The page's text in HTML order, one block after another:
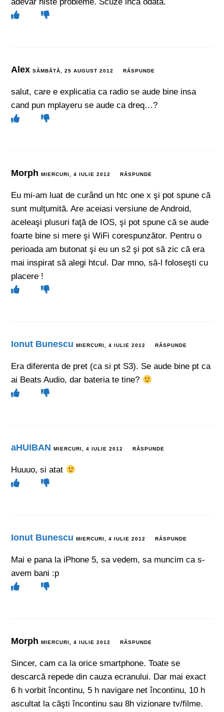
AlexSÂMBĂTĂ, 25 AUGUST 2012 RĂSPUNDE
salut, care e explicatia ca radio se aude bine insa
cand pun mplayeru se aude ca dreq…?
MorphMIERCURI, 4 IULIE 2012 RĂSPUNDE
Eu mi-am luat de curând un htc one x şi pot spune că
sunt mulţumită. Are aceiasi versiune de Android,
aceleaşi plusuri faţă de IOS, şi pot spune că se aude
foarte bine si mere şi WiFi corespunzător. Pentru o
perioada am butonat şi eu un s2 şi pot să zic că era
mai inspirat să alegi htcul. Dar mno, să-l foloseşti cu
placere !
Ionut Bunescu MIERCURI, 4 IULIE 2012 RĂSPUNDE
Era diferenta de pret (ca si pt S3). Se aude bine pt ca
ai Beats Audio, dar bateria te tine?
aHUIBAN MIERCURI, 4 IULIE 2012 RĂSPUNDE
Huuuo, si atat
Ionut Bunescu MIERCURI, 4 IULIE 2012 RĂSPUNDE
Mai e pana la iPhone 5, sa vedem, sa muncim ca s-
avem bani :p
MorphMIERCURI, 4 IULIE 2012 RĂSPUNDE
Sincer, cam ca la orice smartphone. Toate se
descarcă repede din cauza ecranului. Dar mai exact
6 h vorbit încontinu, 5 h navigare net încontinu, 10 h
ascultat la căşti încontinu sau 8h vizionare tv/filme.